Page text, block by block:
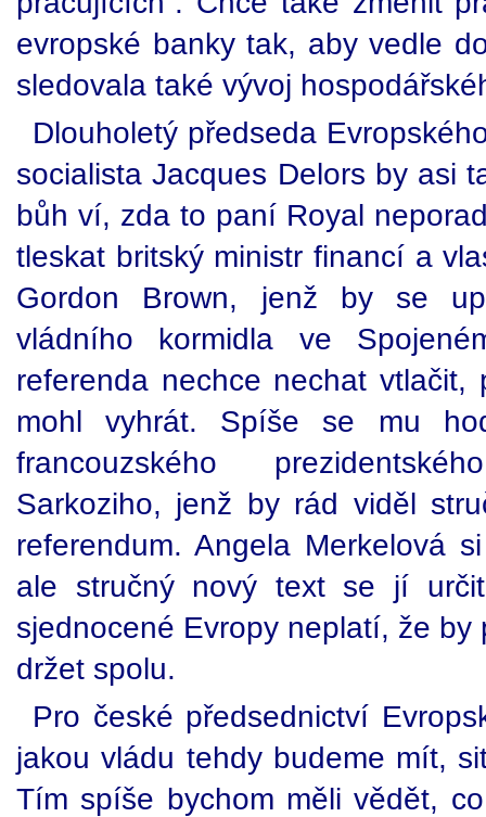
evropské banky tak, aby vedle
sledovala také vývoj
Dlouholetý předseda
socialista Jacques Delors by asi
bůh ví, zda to paní Royal
tleskat britský ministr financí a
Gordon Brown, jenž by se
vládního kormidla ve
referenda nechce nechat
mohl vyhrát. Spíše se mu
francouzského
Sarkoziho, jenž by rád viděl
referendum. Angela Merkelová
ale stručný nový text se jí
sjednocené Evropy neplatí, že by
držet spolu.
Pro české předsednictví
jakou vládu tehdy budeme mít,
Tím spíše bychom měli vědět,